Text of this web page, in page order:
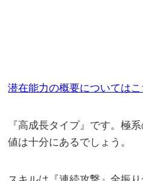
潜在能力の概要についてはこ
『高成長タイプ』です。極
値は十分にあるでしょう。